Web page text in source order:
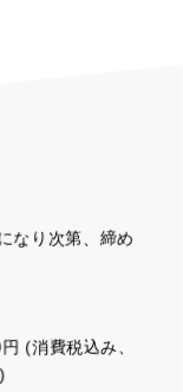
なり次第、締め
(消費税込み、